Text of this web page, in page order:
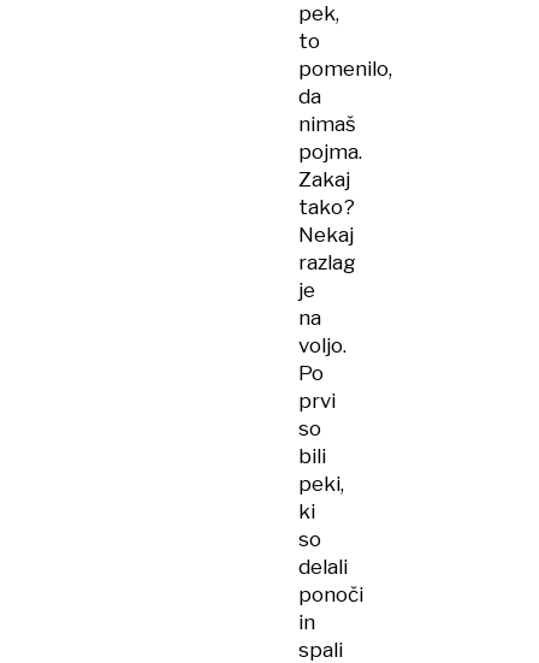
pek,
to
pomenilo,
da
nimaš
pojma.
Zakaj
tako?
Nekaj
razlag
je
na
voljo.
Po
prvi
so
bili
peki,
ki
so
delali
ponoči
in
spali